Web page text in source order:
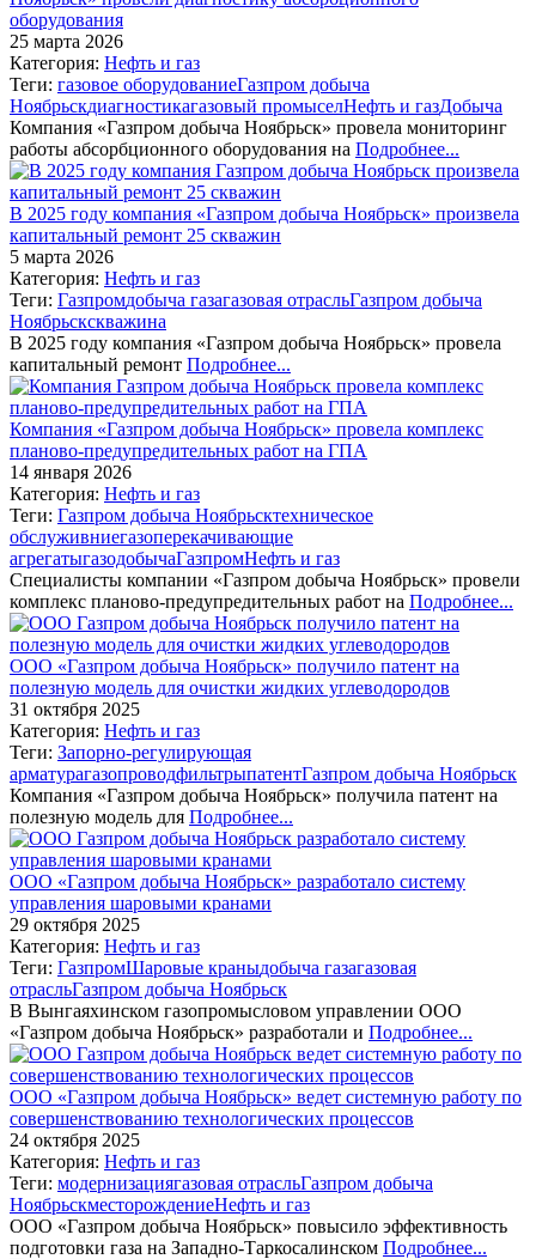
оборудования
25 марта 2026
Категория: Нефть и газ
Теги: газовое оборудованиеГазпром добыча
Ноябрьскдиагностикагазовый промыселНефть и газДобыча
Компания «Газпром добыча Ноябрьск» провела мониторинг
работы абсорбционного оборудования на Подробнее...
В 2025 году компания «Газпром добыча Ноябрьск» произвела
капитальный ремонт 25 скважин
5 марта 2026
Категория: Нефть и газ
Теги: Газпромдобыча газагазовая отрасльГазпром добыча
Ноябрьскскважина
В 2025 году компания «Газпром добыча Ноябрьск» провела
капитальный ремонт Подробнее...
Компания «Газпром добыча Ноябрьск» провела комплекс
планово-предупредительных работ на ГПА
14 января 2026
Категория: Нефть и газ
Теги: Газпром добыча Ноябрьсктехническое
обслуживниегазоперекачивающие
агрегатыгазодобычаГазпромНефть и газ
Специалисты компании «Газпром добыча Ноябрьск» провели
комплекс планово-предупредительных работ на Подробнее...
ООО «Газпром добыча Ноябрьск» получило патент на
полезную модель для очистки жидких углеводородов
31 октября 2025
Категория: Нефть и газ
Теги: Запорно-регулирующая
арматурагазопроводфильтрыпатентГазпром добыча Ноябрьск
Компания «Газпром добыча Ноябрьск» получила патент на
полезную модель для Подробнее...
ООО «Газпром добыча Ноябрьск» разработало систему
управления шаровыми кранами
29 октября 2025
Категория: Нефть и газ
Теги: ГазпромШаровые краныдобыча газагазовая
отрасльГазпром добыча Ноябрьск
В Вынгаяхинском газопромысловом управлении ООО
«Газпром добыча Ноябрьск» разработали и Подробнее...
ООО «Газпром добыча Ноябрьск» ведет системную работу по
совершенствованию технологических процессов
24 октября 2025
Категория: Нефть и газ
Теги: модернизациягазовая отрасльГазпром добыча
НоябрьскместорождениеНефть и газ
ООО «Газпром добыча Ноябрьск» повысило эффективность
подготовки газа на Западно-Таркосалинском Подробнее...